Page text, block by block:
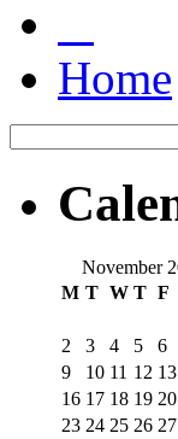
Home
November
M T W T F
2
3 4 5 6
9
10 11 12 13
16 17 18 19 20
23 24 25 26 27